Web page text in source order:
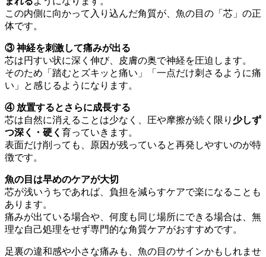
この内側に向かって入り込んだ角質が、魚の目の「芯」の正
体です。
③ 神経を刺激して痛みが出る
芯は円すい状に深く伸び、皮膚の奥で神経を圧迫します。
そのため「踏むとズキッと痛い」「一点だけ刺さるように痛
い」と感じるようになります。
④ 放置するとさらに成長する
芯は自然に消えることは少なく、圧や摩擦が続く限り 少しず
つ深く・硬く 育っていきます。
表面だけ削っても、原因が残っていると再発しやすいのが特
徴です。
魚の目は早めのケアが大切
芯が浅いうちであれば、負担を減らすケアで楽になることも
あります。
痛みが出ている場合や、何度も同じ場所にできる場合は、無
理な自己処理をせず専門的な角質ケアがおすすめです。
足裏の違和感や小さな痛みも、魚の目のサインかもしれませ